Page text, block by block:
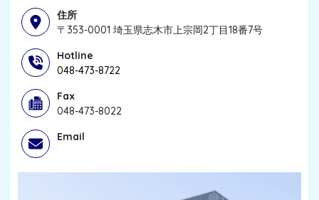
住所
〒353-0001 埼玉県志木市上宗岡2丁目18番7号
Hotline
048-473-8722
Fax
048-473-8022
Email